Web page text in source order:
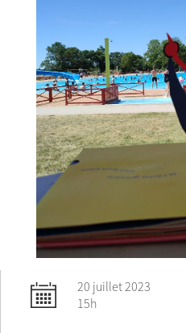
20 juillet 2023
15h